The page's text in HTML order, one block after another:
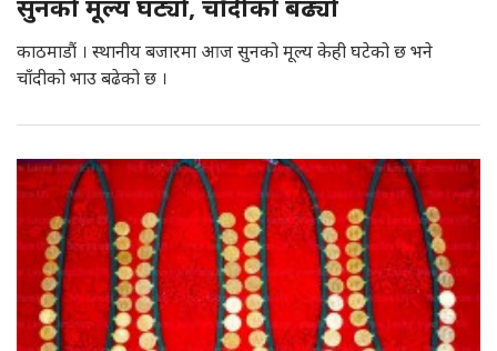
काठमाडौं । स्थानीय बजारमा आज सुनको मूल्य केही घटेको छ भने
चाँदीको भाउ बढेको छ ।